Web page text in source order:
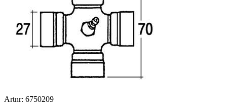
Artnr: 6750209